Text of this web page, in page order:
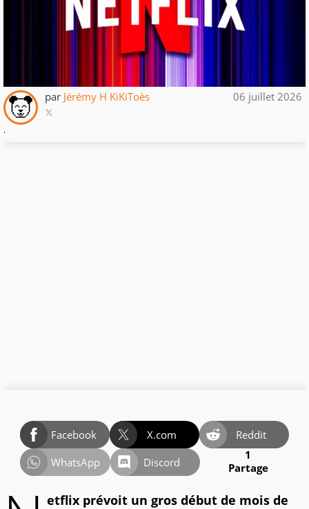
par Jérémy H KiKiToès 06 juillet 2026
.
Facebook X.com
Reddit
WhatsApp
Discord
1
Partage
etflix prévoit un gros début de mois de